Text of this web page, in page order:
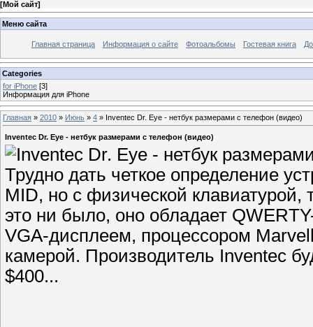
[Мой сайт]
Меню сайта
Главная страница Информация о сайте Фотоальбомы Гостевая книга
Categories
for iPhone [3]
Информация для iPhone
Главная » 2010 » Июнь » 4 » Inventec Dr. Eye - нетбук размерами с телефон (видео)
Inventec Dr. Eye - нетбук размерами с телефон (видео)
Трудно дать четкое определение
MID, но с физической
это ни было, оно обладает
VGA-дисплеем, процессором
камерой. Производитель Inventec
$400...